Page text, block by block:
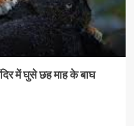
में घुसे छह माह के बाघ